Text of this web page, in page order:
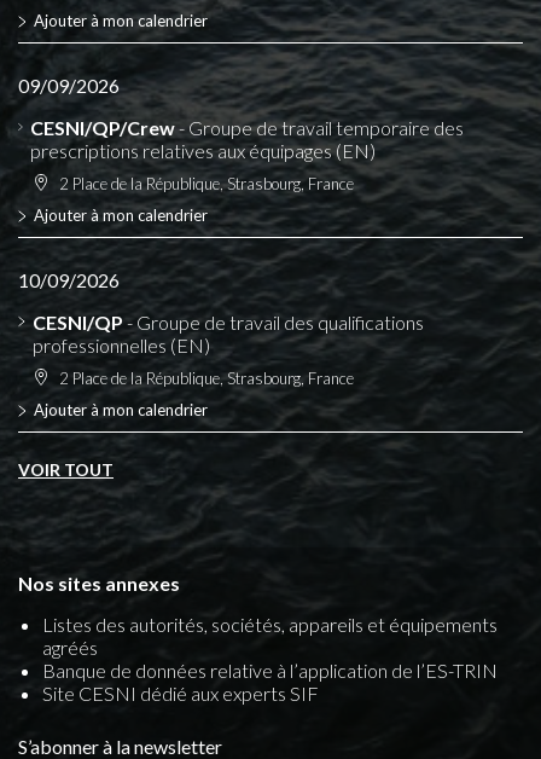
Ajouter à mon calendrier
09/09/2026
CESNI/QP/Crew- Groupe de travail temporaire des
prescriptions relatives aux équipages (EN)
2 Place de la République, Strasbourg, France
Ajouter à mon calendrier
10/09/2026
CESNI/QP- Groupe de travail des qualifications
professionnelles (EN)
2 Place de la République, Strasbourg, France
Ajouter à mon calendrier
VOIR TOUT
Nos sites annexes
Listes des autorités, sociétés, appareils et équipements
agréés
Banque de données relative à l’application de l’ES-TRIN
Site CESNI dédié aux experts SIF
S’abonner à la newsletter